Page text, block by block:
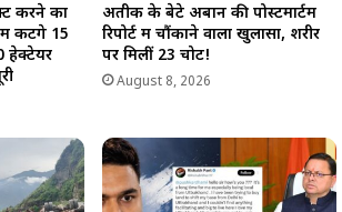
करने का
में कटेंगे 15
हेक्टेयर
अतीक के बेटे अबान की पोस्टमार्टम
रिपोर्ट में चौंकाने वाला खुलासा, शरीर
पर मिलीं 23 चोटें!
August 8, 2026